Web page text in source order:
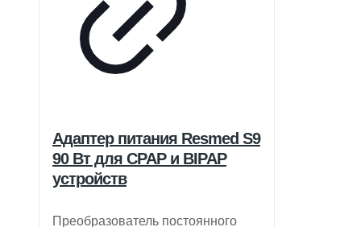
Адаптер питания Resmed S9
90 Вт для CPAP и BIPAP
устройств
Преобразователь постоянного